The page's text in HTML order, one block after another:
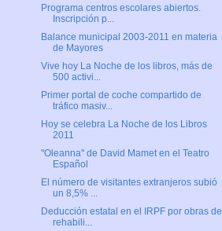
Programa centros escolares abiertos.
Inscripción p...
Balance municipal 2003-2011 en materia
de Mayores
Vive hoy La Noche de los libros, más de
500 activi...
Primer portal de coche compartido de
tráfico masiv...
Hoy se celebra La Noche de los Libros
2011
"Oleanna" de David Mamet en el Teatro
Español
El número de visitantes extranjeros subió
un 8,5% ...
Deducción estatal en el IRPF por obras de
rehabili...